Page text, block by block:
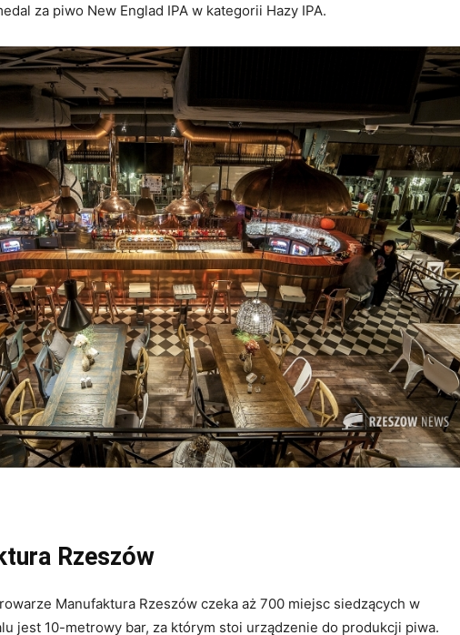
za piwo New Englad IPA w kategorii Hazy IPA.
Rzeszów
Manufaktura Rzeszów czeka aż 700 miejsc siedzących w
jest 10-metrowy bar, za którym stoi urządzenie do produkcji piwa.